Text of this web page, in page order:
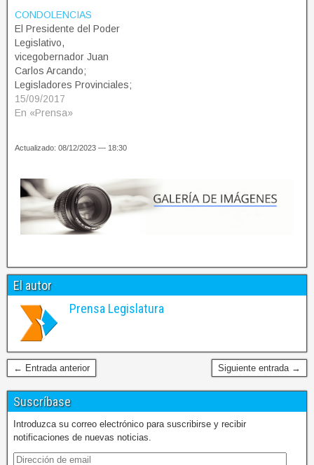
CONDOLENCIAS
El Presidente del Poder
Legislativo,
vicegobernador Juan
Carlos Arcando;
Legisladores Provinciales;
Autoridades de Cámara y
personal legislativo,
Alcorta, padre del agente
legislativo Luis Acosta,
acaecido en las últimas
horas. Elevamos una
15/09/2017
En «Prensa»
Actualizado: 08/12/2023 — 18:30
El autor
Prensa Legislatura
← Entrada anterior Siguiente entrada →
Suscríbase
Introduzca su correo electrónico para suscribirse y recibir
notificaciones de nuevas noticias.